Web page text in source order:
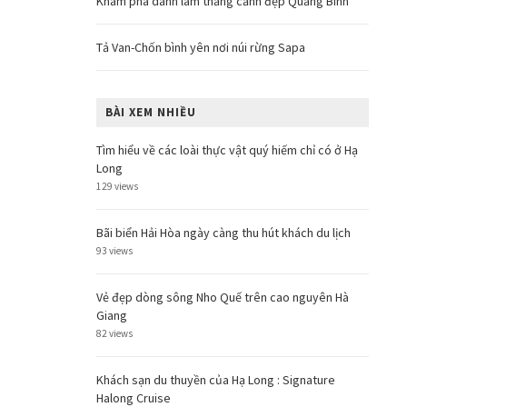
Tả Van-Chốn bình yên nơi núi rừng Sapa
BÀI XEM NHIỀU
Tìm hiểu về các loài thực vật quý hiếm chỉ có ở Hạ
Long
129 views
Bãi biển Hải Hòa ngày càng thu hút khách du lịch
93 views
Vẻ đẹp dòng sông Nho Quế trên cao nguyên Hà
Giang
82 views
Khách sạn du thuyền của Hạ Long : Signature
Halong Cruise